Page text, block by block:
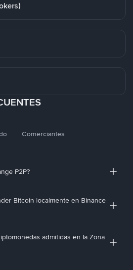
Comerciantes
P2P?
Bitcoin localmente en Binance
admitidas en la Zona